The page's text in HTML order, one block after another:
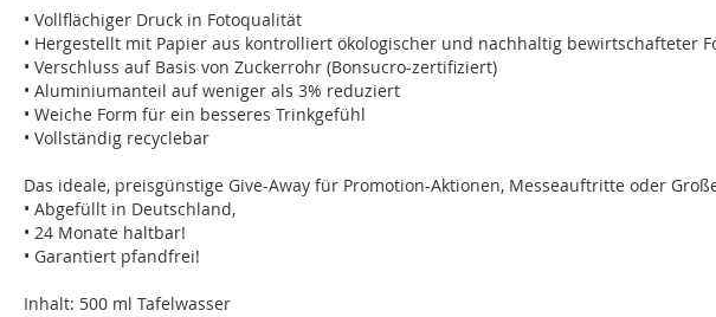
Bildgalerie
springen
• Vollflächiger Druck in Fotoqualität
• Hergestellt mit Papier aus kontrolliert ökologischer und nachhaltig bewirtschafteter
• Verschluss auf Basis von Zuckerrohr (Bonsucro-zertifiziert)
• Aluminiumanteil auf weniger als 3% reduziert
• Weiche Form für ein besseres Trinkgefühl
• Vollständig recyclebar
Das ideale, preisgünstige Give-Away für Promotion-Aktionen, Messeauftritte oder
• Abgefüllt in Deutschland,
• 24 Monate haltbar!
• Garantiert pfandfrei!
Inhalt: 500 ml Tafelwasser